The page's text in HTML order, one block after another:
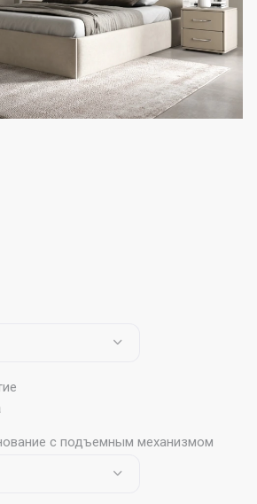
с подъемным механизмом